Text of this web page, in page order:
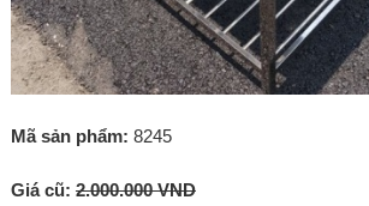
Mã sản phẩm: 8245
Giá cũ: 2.000.000 VND